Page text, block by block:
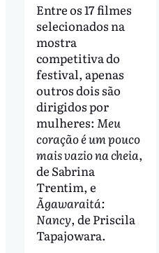
Entre os 17 filmes
selecionados na
mostra
competitiva do
festival, apenas
outros dois são
dirigidos por
mulheres: Meu
coração é um pouco
mais vazio na cheia,
de Sabrina
Trentim, e
Ãgawaraitá:
Nancy, de Priscila
Tapajowara.